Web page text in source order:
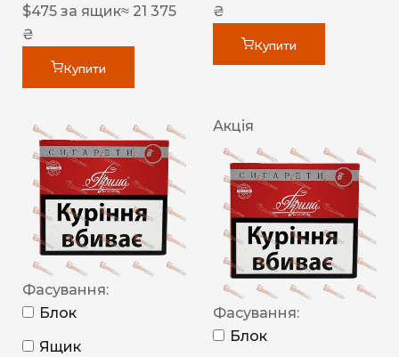
$475 за ящик≈ 21 375
₴
Купити
₴
Купити
Фасування:
Блок
Ящик
Акція
Фасування:
Блок